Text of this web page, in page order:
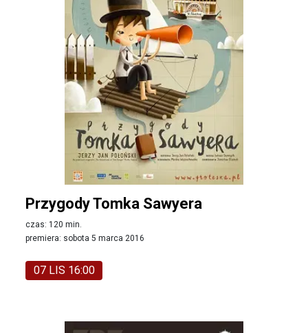
Przygody Tomka Sawyera
czas: 120 min.
premiera: sobota 5 marca 2016
07 LIS 16:00